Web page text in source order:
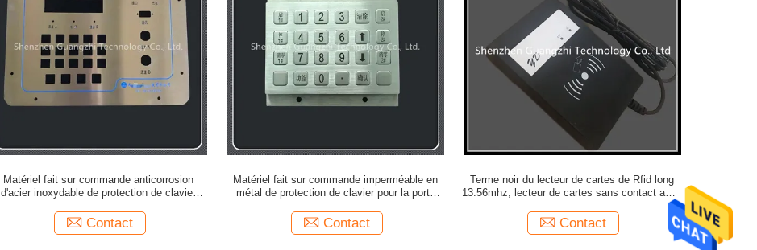
Matériel fait sur commande anticorrosion
d'acier inoxydable de protection de clavier
Contact
Matériel fait sur commande imperméable en
métal de protection de clavier pour la porte
Contact
Terme noir du lecteur de cartes de Rfid long
13.56mhz, lecteur de cartes sans contact avec
Contact